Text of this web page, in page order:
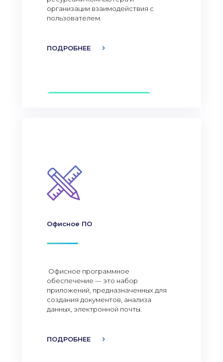
организации взаимодействия с
пользователем.
ПОДРОБНЕЕ
Офисное ПО
Офисное программное
обеспечение — это набор
приложений, предназначенных для
создания документов, анализа
данных, электронной почты.
ПОДРОБНЕЕ